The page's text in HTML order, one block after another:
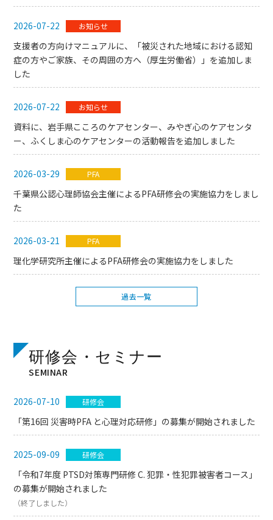
2026-07-22 お知らせ
支援者の方向けマニュアルに、「被災された地域における認知
症の方やご家族、その周囲の方へ（厚生労働省）」を追加しま
した
2026-07-22 お知らせ
資料に、岩手県こころのケアセンター、みやぎ心のケアセンタ
ー、ふくしま心のケアセンターの活動報告を追加しました
2026-03-29 PFA
千葉県公認心理師協会主催によるPFA研修会の実施協力をしまし
た
2026-03-21 PFA
理化学研究所主催によるPFA研修会の実施協力をしました
過去一覧
研修会・セミナー
SEMINAR
2026-07-10 研修会
「第16回 災害時PFA と心理対応研修」の募集が開始されました
2025-09-09 研修会
「令和7年度 PTSD対策専門研修 C. 犯罪・性犯罪被害者コース」
の募集が開始されました
（終了しました）